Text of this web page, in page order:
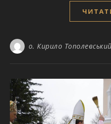
о. Кирило Тополевський